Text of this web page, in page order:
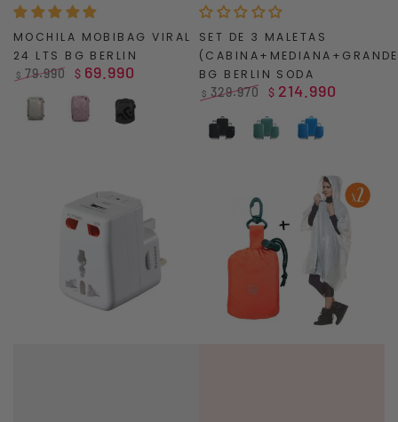
MOCHILA MOBIBAG VIRAL
24 LTS BG BERLIN
regular
$ 79.990
venta
$ 69.990
Gris Rosado Negro
SET DE 3 MALETAS
BG BERLIN SODA
regular
$ 329.970
de
venta
$ 214.990
Negro Turquesa
Azul